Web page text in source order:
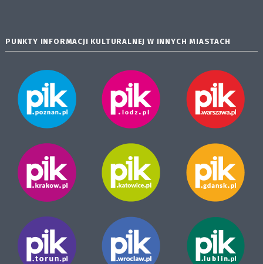
PUNKTY INFORMACJI KULTURALNEJ W INNYCH MIASTACH